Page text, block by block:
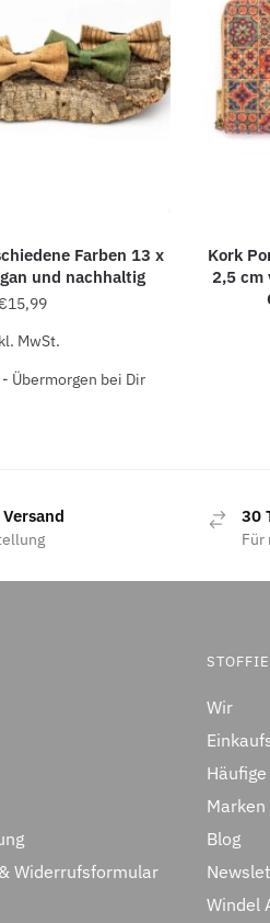
Farben 13 x
und nachhaltig
15,99
MwSt.
Übermorgen bei Dir
Kork
2,5 cm
30
Für
Widerrufsformular
Wir
Marken
Blog
Windel